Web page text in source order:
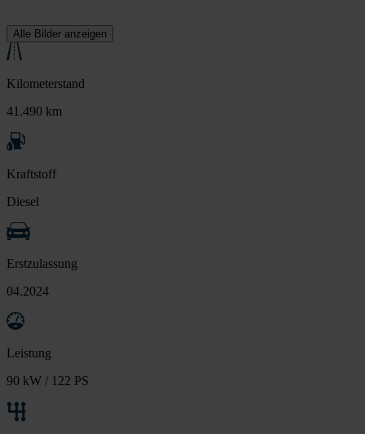
Alle Bilder anzeigen
Kilometerstand
41.490 km
Kraftstoff
Diesel
Erstzulassung
04.2024
Leistung
90 kW / 122 PS